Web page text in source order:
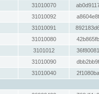
31010070
31010092
31010091
31010080
3101012
31010090
31010040